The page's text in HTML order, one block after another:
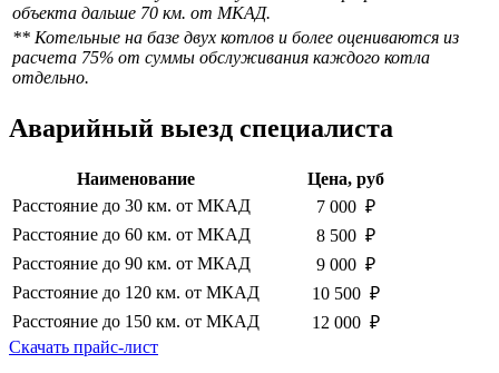
объекта дальше 70 км. от МКАД.
** Котельные на базе двух котлов и более оцениваются из
расчета 75% от суммы обслуживания каждого котла
отдельно.
Аварийный выезд специалиста
Наименование
Цена, руб
Расстояние до 30 км. от МКАД
7 000 ₽
Расстояние до 60 км. от МКАД
8 500 ₽
Расстояние до 90 км. от МКАД
9 000 ₽
Расстояние до 120 км. от МКАД
10 500 ₽
Расстояние до 150 км. от МКАД
12 000 ₽
Скачать прайс-лист